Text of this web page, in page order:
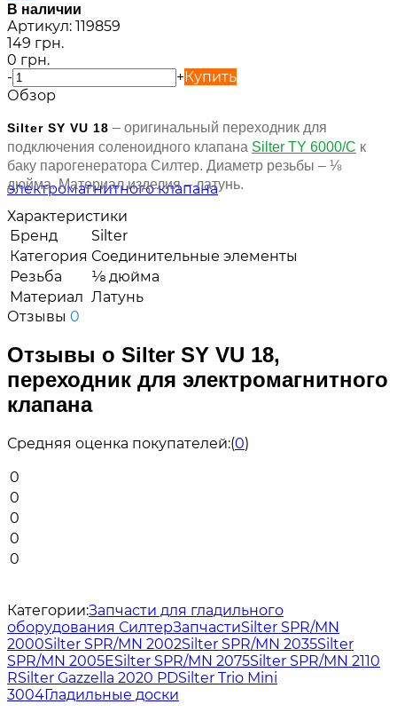
В наличии
Артикул: 119859
149 грн.
0 грн.
-
+Купить
Обзор
Silter SY VU 18 – оригинальный переходник для
подключения соленоидного клапана Silter TY 6000/C к
баку парогенератора Силтер. Диаметр резьбы – ⅛
дюйма. Материал изделия – латунь.
Характеристики
Бренд
Silter
Категория Соединительные элементы
Резьба
⅛ дюйма
Материал Латунь
Отзывы 0
Отзывы о Silter SY VU 18,
переходник для электромагнитного
клапана
Средняя оценка покупателей:(0)
0
0
0
0
0
Категории:Запчасти для гладильного
оборудования СилтерЗапчастиSilter SPR/MN
2000Silter SPR/MN 2002Silter SPR/MN 2035Silter
SPR/MN 2005ESilter SPR/MN 2075Silter SPR/MN 2110
RSilter Gazzella 2020 PDSilter Trio Mini
3004Гладильные доски